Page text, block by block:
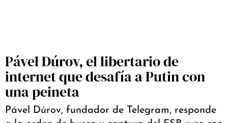
Pável Dúrov, el libertario de
internet que desafía a Putin con
una peineta
Pável Dúrov, fundador de Telegram, responde